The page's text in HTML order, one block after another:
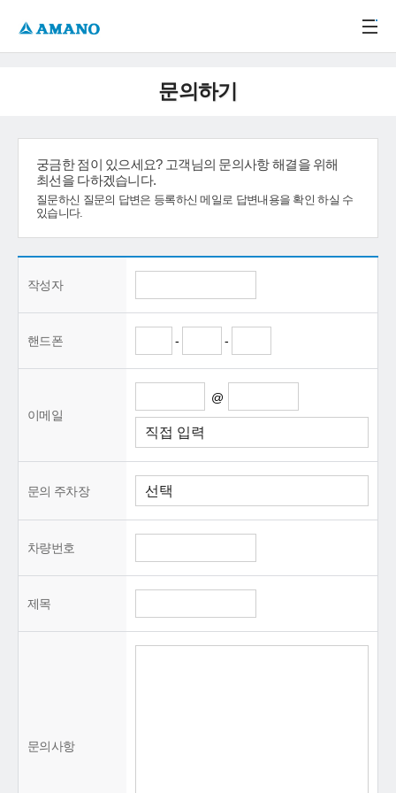
문의하기
궁금한 점이 있으세요? 고객님의 문의사항 해결을 위해
최선을 다하겠습니다.
질문하신 질문의 답변은 등록하신 메일로 답변내용을 확인 하실 수
있습니다.
작성자
핸드폰 - -
이메일
@
문의 주차장
차량번호
제목
문의사항